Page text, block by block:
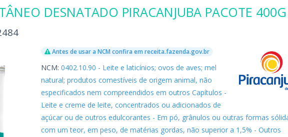
DESNATADO PIRACANJUBA PACOTE 400G
Antes de usar a NCM confira em receita.fazenda.gov.br
NCM: 0402.10.90 - Leite e laticínios; ovos de aves; mel
natural; produtos comestíveis de origem animal, não
especificados nem compreendidos em outros Capítulos -
Leite e creme de leite, concentrados ou adicionados de
açúcar ou de outros edulcorantes - Em pó, grânulos ou outras formas
com um teor, em peso, de matérias gordas, não superior a 1,5% - Outros